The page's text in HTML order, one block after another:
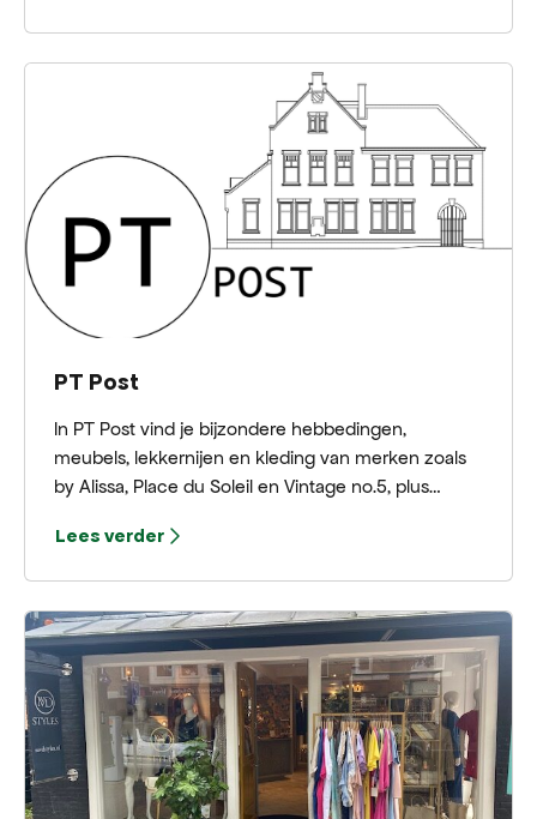
PT Post
In PT Post vind je bijzondere hebbedingen,
meubels, lekkernijen en kleding van merken zoals
by Alissa, Place du Soleil en Vintage no.5, plus
Pure-DC en by Lauren.
Lees verder